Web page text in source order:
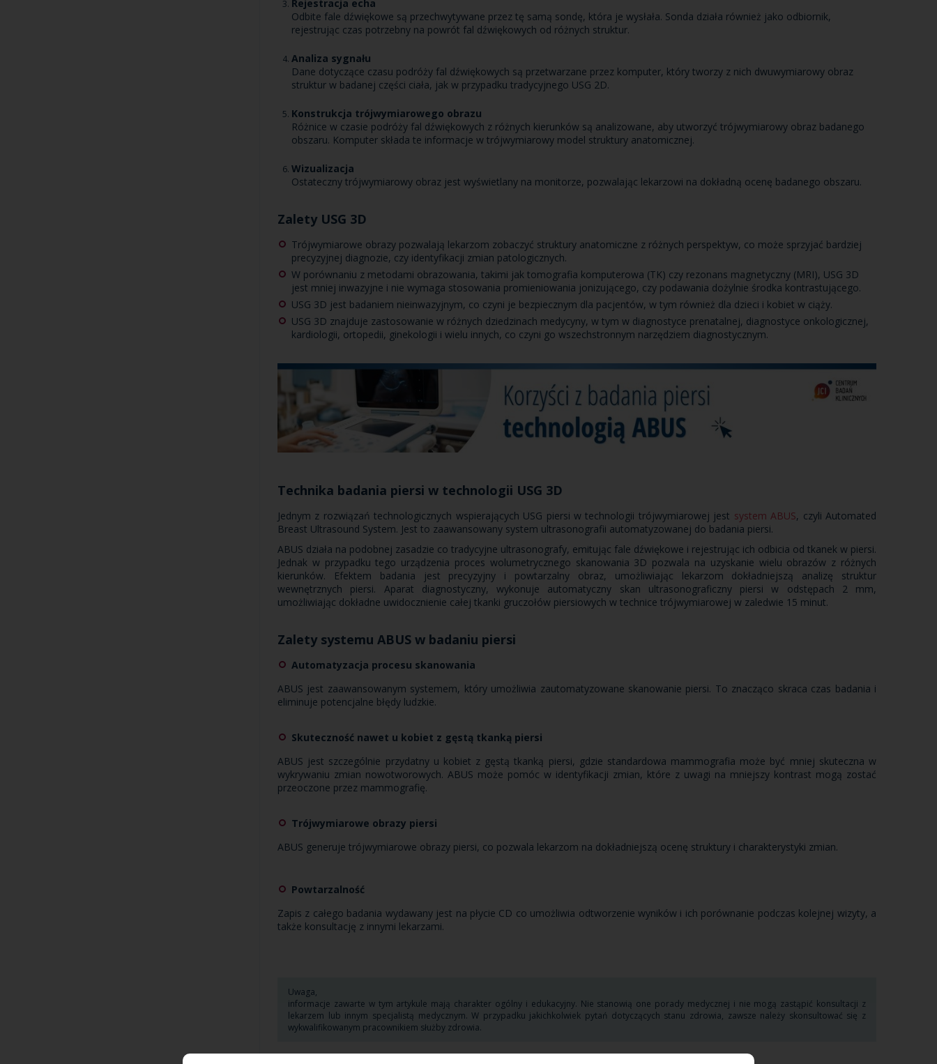
Rejestracja echa
Odbite fale dźwiękowe są przechwytywane przez tę samą sondę, która je wysłała. Sonda działa również jako odbiornik,
rejestrując czas potrzebny na powrót fal dźwiękowych od różnych struktur.
Analiza sygnału
Dane dotyczące czasu podróży fal dźwiękowych są przetwarzane przez komputer, który tworzy z nich dwuwymiarowy obraz
struktur w badanej części ciała, jak w przypadku tradycyjnego USG 2D.
Konstrukcja trójwymiarowego obrazu
Różnice w czasie podróży fal dźwiękowych z różnych kierunków są analizowane, aby utworzyć trójwymiarowy obraz badanego
obszaru. Komputer składa te informacje w trójwymiarowy model struktury anatomicznej.
Wizualizacja
Ostateczny trójwymiarowy obraz jest wyświetlany na monitorze, pozwalając lekarzowi na dokładną ocenę badanego obszaru.
Zalety USG 3D
Trójwymiarowe obrazy pozwalają lekarzom zobaczyć struktury anatomiczne z różnych perspektyw, co może sprzyjać bardziej
precyzyjnej diagnozie, czy identyfikacji zmian patologicznych.
W porównaniu z metodami obrazowania, takimi jak tomografia komputerowa (TK) czy rezonans magnetyczny (MRI), USG 3D
jest mniej inwazyjne i nie wymaga stosowania promieniowania jonizującego, czy podawania dożylnie środka kontrastującego.
USG 3D jest badaniem nieinwazyjnym, co czyni je bezpiecznym dla pacjentów, w tym również dla dzieci i kobiet w ciąży.
USG 3D znajduje zastosowanie w różnych dziedzinach medycyny, w tym w diagnostyce prenatalnej, diagnostyce onkologicznej,
kardiologii, ortopedii, ginekologii i wielu innych, co czyni go wszechstronnym narzędziem diagnostycznym.
Technika badania piersi w technologii USG 3D
Jednym z rozwiązań technologicznych wspierających USG piersi w technologii trójwymiarowej jest system ABUS, czyli Automated
Breast Ultrasound System. Jest to zaawansowany system ultrasonografii automatyzowanej do badania piersi.
ABUS działa na podobnej zasadzie co tradycyjne ultrasonografy, emitując fale dźwiękowe i rejestrując ich odbicia od tkanek w piersi.
Jednak w przypadku tego urządzenia proces wolumetrycznego skanowania 3D pozwala na uzyskanie wielu obrazów z różnych
kierunków. Efektem badania jest precyzyjny i powtarzalny obraz, umożliwiając lekarzom dokładniejszą analizę struktur
wewnętrznych piersi. Aparat diagnostyczny, wykonuje automatyczny skan ultrasonograficzny piersi w odstępach 2 mm,
umożliwiając dokładne uwidocznienie całej tkanki gruczołów piersiowych w technice trójwymiarowej w zaledwie 15 minut.
Zalety systemu ABUS w badaniu piersi
Automatyzacja procesu skanowania
ABUS jest zaawansowanym systemem, który umożliwia zautomatyzowane skanowanie piersi. To znacząco skraca czas badania i
eliminuje potencjalne błędy ludzkie.
Skuteczność nawet u kobiet z gęstą tkanką piersi
ABUS jest szczególnie przydatny u kobiet z gęstą tkanką piersi, gdzie standardowa mammografia może być mniej skuteczna w
wykrywaniu zmian nowotworowych. ABUS może pomóc w identyfikacji zmian, które z uwagi na mniejszy kontrast mogą zostać
przeoczone przez mammografię.
Trójwymiarowe obrazy piersi
ABUS generuje trójwymiarowe obrazy piersi, co pozwala lekarzom na dokładniejszą ocenę struktury i charakterystyki zmian.
Powtarzalność
Zapis z całego badania wydawany jest na płycie CD co umożliwia odtworzenie wyników i ich porównanie podczas kolejnej wizyty, a
także konsultację z innymi lekarzami.
Uwaga,
informacje zawarte w tym artykule mają charakter ogólny i edukacyjny. Nie stanowią one porady medycznej i nie mogą zastąpić konsultacji z
lekarzem lub innym specjalistą medycznym. W przypadku jakichkolwiek pytań dotyczących stanu zdrowia, zawsze należy skonsultować się z
wykwalifikowanym pracownikiem służby zdrowia.